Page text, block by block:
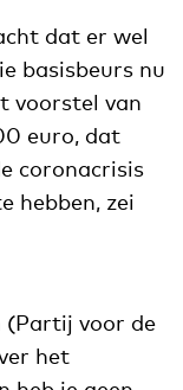
dat er wel
basisbeurs nu
voorstel van
euro, dat
coronacrisis
hebben, zei
(Partij voor de
het